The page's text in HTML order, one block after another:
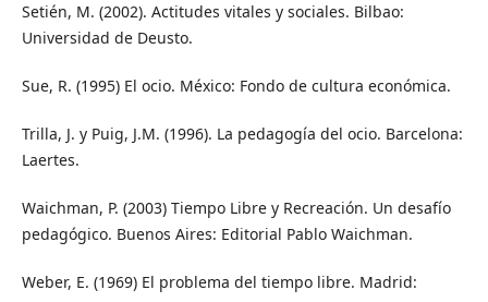
Setién, M. (2002). Actitudes vitales y sociales. Bilbao:
Universidad de Deusto.
Sue, R. (1995) El ocio. México: Fondo de cultura económica.
Trilla, J. y Puig, J.M. (1996). La pedagogía del ocio. Barcelona:
Laertes.
Waichman, P. (2003) Tiempo Libre y Recreación. Un desafío
pedagógico. Buenos Aires: Editorial Pablo Waichman.
Weber, E. (1969) El problema del tiempo libre. Madrid: